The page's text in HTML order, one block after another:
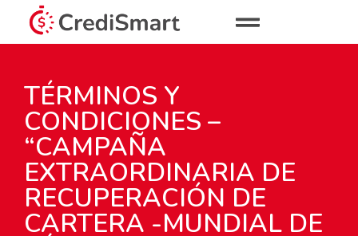
TÉRMINOS Y
CONDICIONES –
“CAMPAÑA
EXTRAORDINARIA DE
RECUPERACIÓN DE
CARTERA -MUNDIAL DE